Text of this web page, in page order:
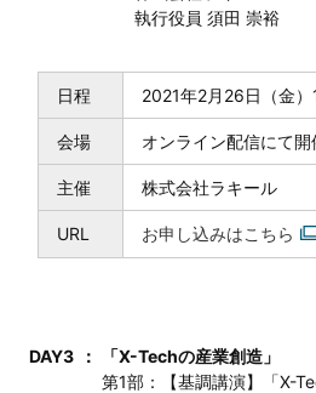
執行役員 須田 崇裕
日程 2021年2月26日（金
会場 オンライン配信にて開
主催 株式会社ラキール
URL お申し込みはこちら
DAY3 ：
「X-Techの産業創造」
第1部：【基調講演】「X-